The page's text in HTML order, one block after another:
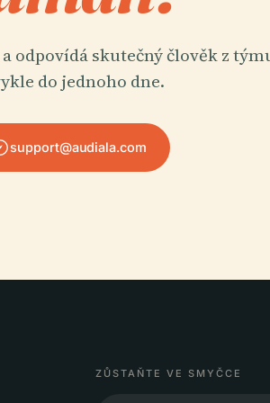
odpovídá skutečný člověk z
do jednoho dne.
support@audiala.com
ZŮSTAŇTE VE SMYČCE